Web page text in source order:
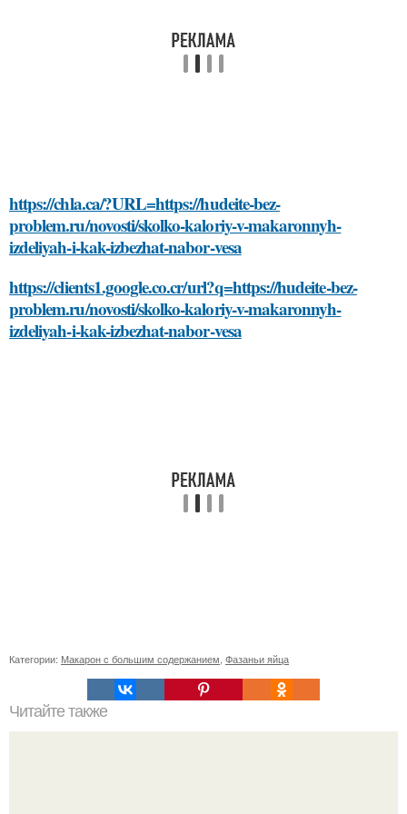
https://chla.ca/?URL=https://hudeite-bez-
problem.ru/novosti/skolko-kaloriy-v-makaronnyh-
izdeliyah-i-kak-izbezhat-nabor-vesa
https://clients1.google.co.cr/url?q=https://hudeite-bez-
problem.ru/novosti/skolko-kaloriy-v-makaronnyh-
izdeliyah-i-kak-izbezhat-nabor-vesa
Категории: Макарон с большим содержанием Фазаньи яйца
Читайте также